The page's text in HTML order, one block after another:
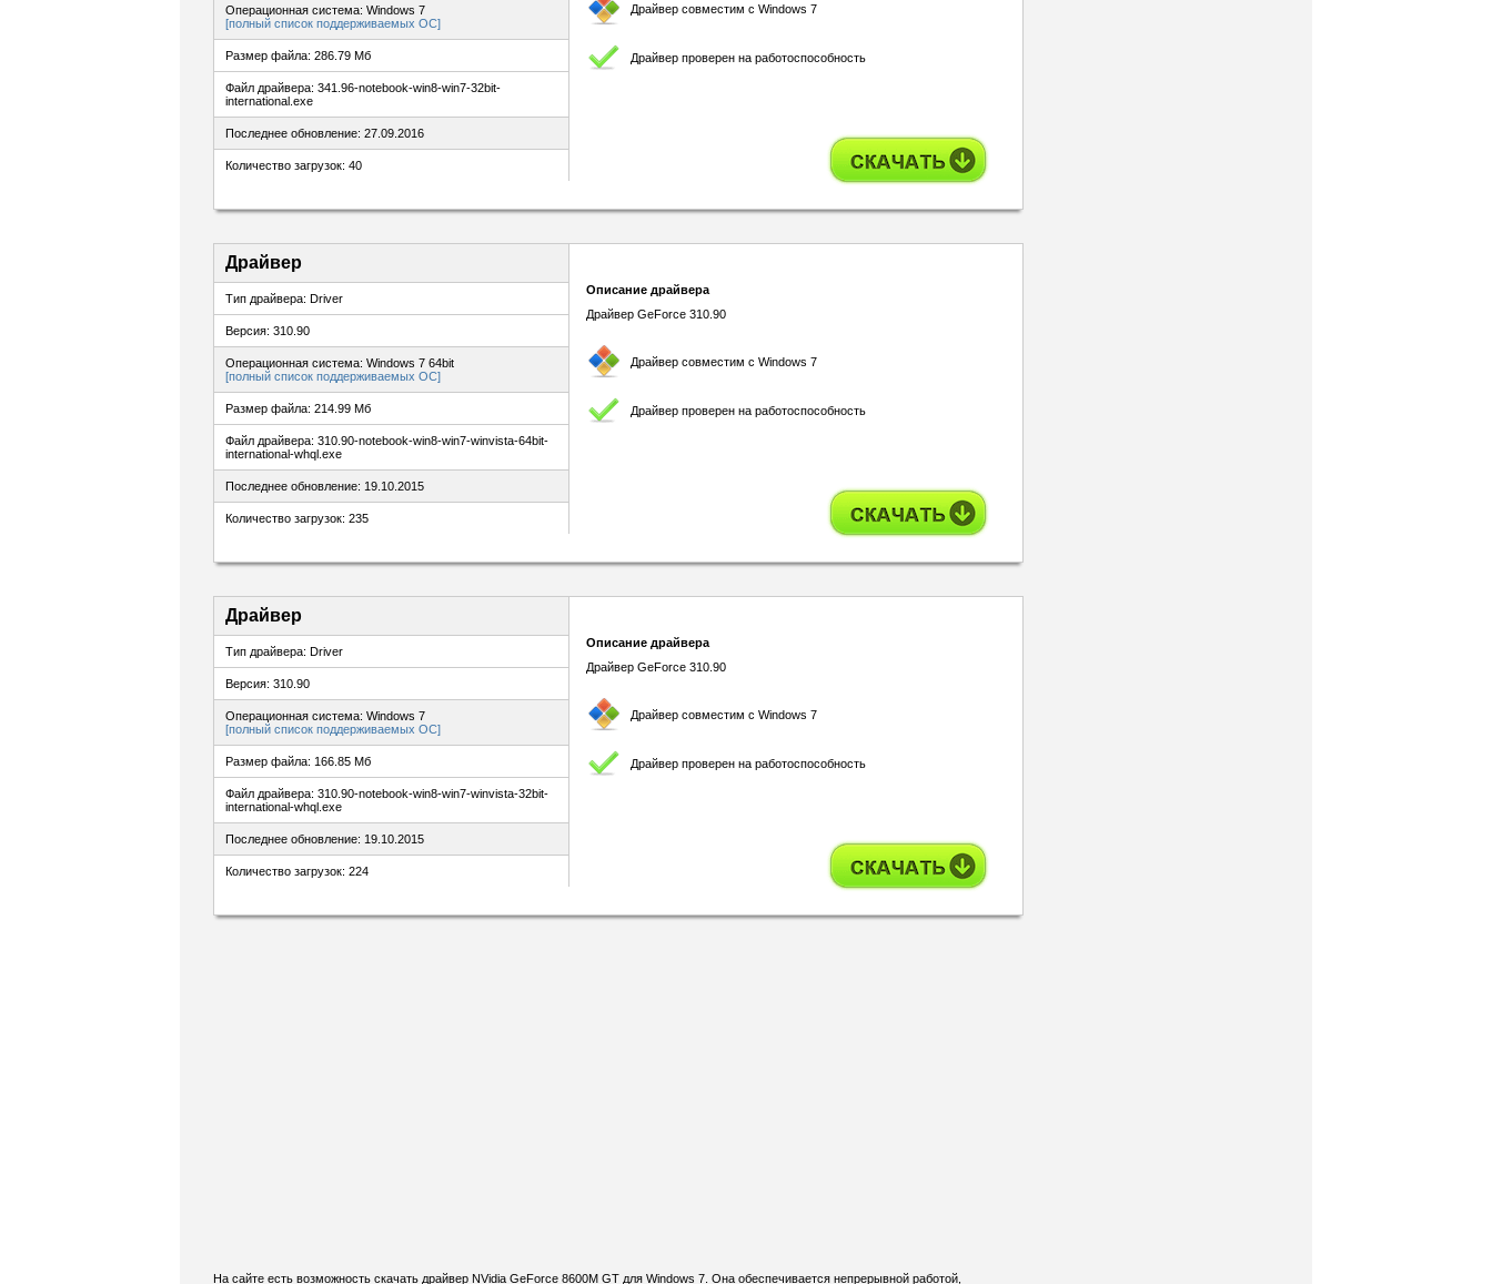
Операционная система: Windows 7
[полный список поддерживаемых ОС]
Размер файла: 286.79 Мб
Файл драйвера: 341.96-notebook-win8-win7-32bit-
international.exe
Последнее обновление: 27.09.2016
Количество загрузок: 40
Драйвер совместим с Windows 7
Драйвер проверен на работоспособность
Драйвер
Тип драйвера: Driver
Версия: 310.90
Операционная система: Windows 7 64bit
[полный список поддерживаемых ОС]
Размер файла: 214.99 Мб
Файл драйвера: 310.90-notebook-win8-win7-winvista-64bit-
international-whql.exe
Последнее обновление: 19.10.2015
Количество загрузок: 235
Описание драйвера
Драйвер GeForce 310.90
Драйвер совместим с Windows 7
Драйвер проверен на работоспособность
Драйвер
Тип драйвера: Driver
Версия: 310.90
Операционная система: Windows 7
[полный список поддерживаемых ОС]
Размер файла: 166.85 Мб
Файл драйвера: 310.90-notebook-win8-win7-winvista-32bit-
international-whql.exe
Последнее обновление: 19.10.2015
Количество загрузок: 224
Описание драйвера
Драйвер GeForce 310.90
Драйвер совместим с Windows 7
Драйвер проверен на работоспособность
На сайте есть возможность скачать драйвер NVidia GeForce 8600M GT для Windows 7. Она обеспечивается непрерывной работой,